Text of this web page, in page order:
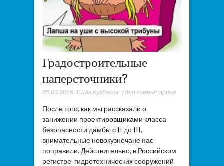
Градостроительные
наперсточники?
05.03.2026 Сила Кузбасса Нет коментариев
После того, как мы рассказали о
занижении проектировщиками класса
безопасности дамбы с II до III,
внимательные новокузнечане нас
поправили. Действительно, в Российском
регистре гидротехнических сооружений